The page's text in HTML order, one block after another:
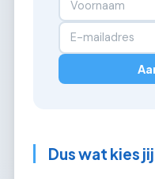
Dus wat kies